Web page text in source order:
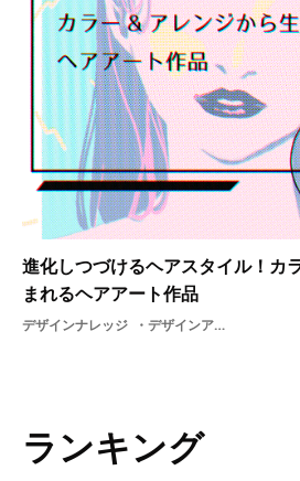
進化しつづけるヘアスタイル！カ
まれるヘアアート作品
デザインナレッジ デザインアートヘアスタイルアレンジカラーヘア
ランキング